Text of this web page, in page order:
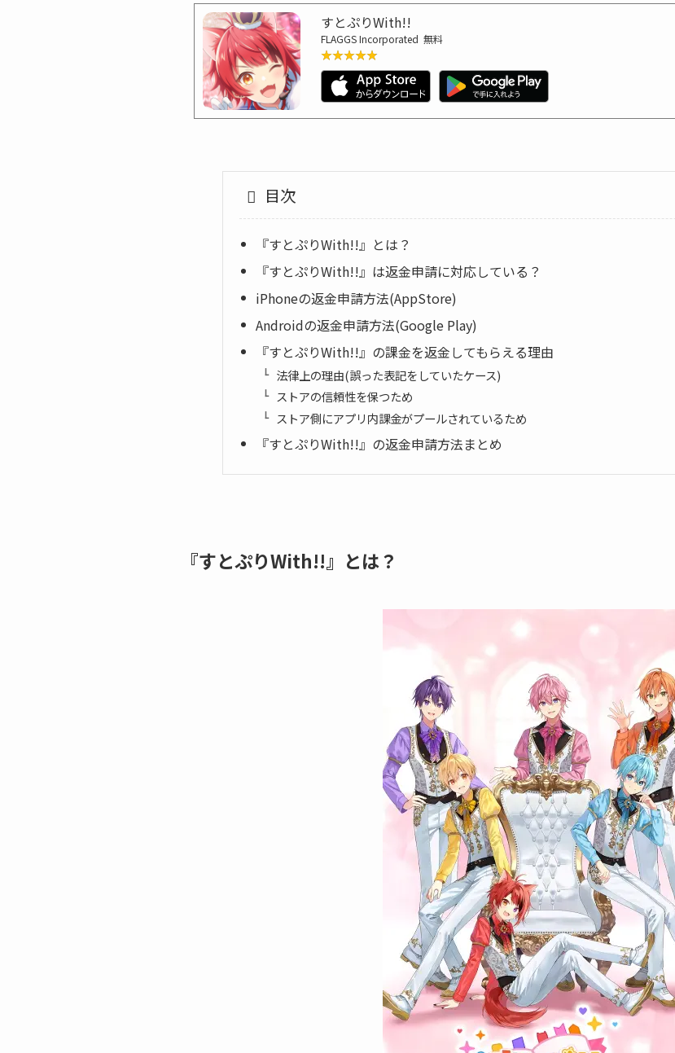
すとぷりWith!!
FLAGGS Incorporated 無料
★★★★★
★★★★★
目次
『すとぷりWith!!』とは？
『すとぷりWith!!』は返金申請に対応している？
iPhoneの返金申請方法(AppStore)
Androidの返金申請方法(Google Play)
『すとぷりWith!!』の課金を返金してもらえる理由
法律上の理由(誤った表記をしていたケース)
ストアの信頼性を保つため
ストア側にアプリ内課金がプールされているため
『すとぷりWith!!』の返金申請方法まとめ
『すとぷりWith!!』とは？